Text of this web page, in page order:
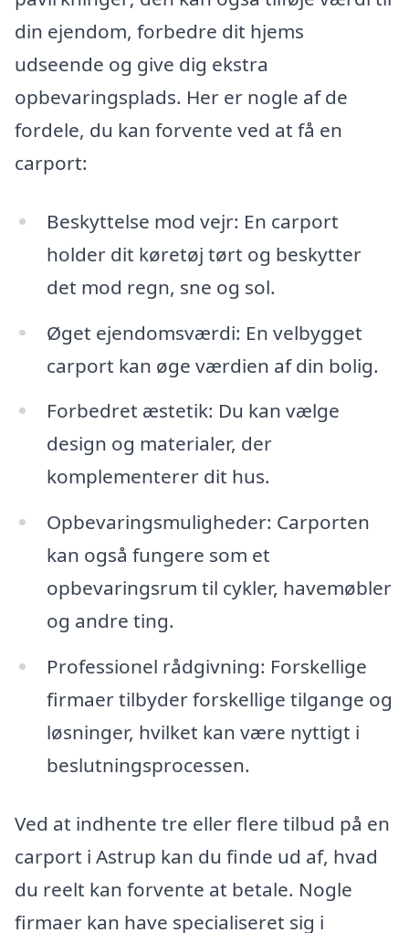
din ejendom, forbedre dit hjems
udseende og give dig ekstra
opbevaringsplads. Her er nogle af de
fordele, du kan forvente ved at få en
carport:
Beskyttelse mod vejr: En carport
holder dit køretøj tørt og beskytter
det mod regn, sne og sol.
Øget ejendomsværdi: En velbygget
carport kan øge værdien af din bolig.
Forbedret æstetik: Du kan vælge
design og materialer, der
komplementerer dit hus.
Opbevaringsmuligheder: Carporten
kan også fungere som et
opbevaringsrum til cykler, havemøbler
og andre ting.
Professionel rådgivning: Forskellige
firmaer tilbyder forskellige tilgange og
løsninger, hvilket kan være nyttigt i
beslutningsprocessen.
Ved at indhente tre eller flere tilbud på en
carport i Astrup kan du finde ud af, hvad
du reelt kan forvente at betale. Nogle
firmaer kan have specialiseret sig i